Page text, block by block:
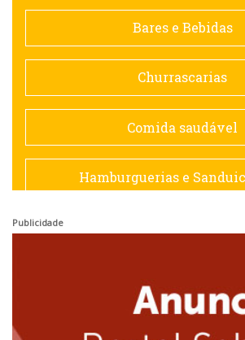
Contemporânea
Doceria
Espanhola
Francesa
Japonesa e
Bares e Bebidas
Churrascarias
Comida saudável
Hamburguerias e
Publicidade